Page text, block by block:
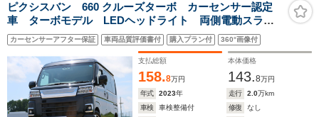
ピクシスバン 660 クルーズターボ カーセンサー認定
車 ターボモデル LEDヘッドライト 両側電動スライ
ドドア 純正ナビ Bluetooth Bカメラ ETC2.0
カーセンサーアフター保証 車両品質評価書付 購入プラン付 360°画像付
支払総額
158.8万円
本体価格
143.8万円
年式
2023年 走行 2.0万km
車検
車検整備付 修復
なし